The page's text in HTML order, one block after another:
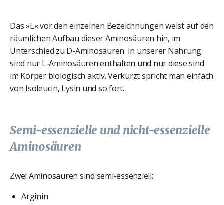
Das »L« vor den einzelnen Bezeichnungen weist auf den
räumlichen Aufbau dieser Aminosäuren hin, im
Unterschied zu D-Aminosäuren. In unserer Nahrung
sind nur L-Aminosäuren enthalten und nur diese sind
im Körper biologisch aktiv. Verkürzt spricht man einfach
von Isoleucin, Lysin und so fort.
Semi-essenzielle und nicht-essenzielle
Aminosäuren
Zwei Aminosäuren sind semi-essenziell:
Arginin